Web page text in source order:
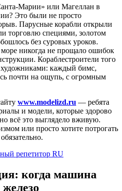
Марии» или Магеллан в
Это были не просто
Парусные корабли открыли
торговлю специями, золотом
без суровых уроков.
никогда не прощало ошибок
Кораблестроители того
каждый бимс,
почти на ощупь, с огромным
www.modelizd.ru — ребята
и модели, которые здорово
всё это выглядело вживую.
или просто хотите потрогать
когда машина